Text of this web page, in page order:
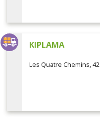
KIPLAMA
Les Quatre Chemins, 42